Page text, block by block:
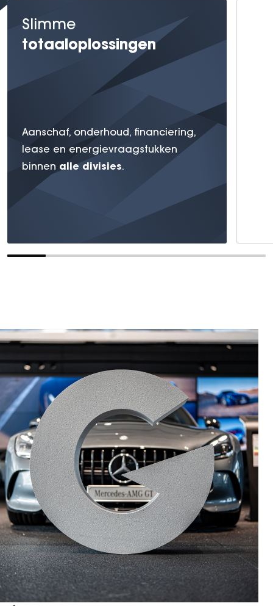
Slimme
totaaloplossingen
Aanschaf, onderhoud, financiering,
lease en energievraagstukken
binnen alle divisies.